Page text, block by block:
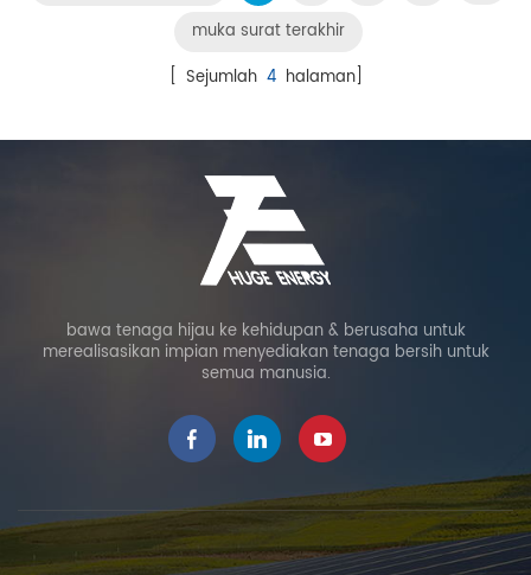
muka surat terakhir
[ Sejumlah 4halaman]
bawa tenaga hijau ke kehidupan & berusaha untuk
merealisasikan impian menyediakan tenaga bersih untuk
semua manusia.